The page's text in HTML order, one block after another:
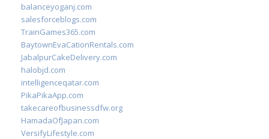
balanceyoganj.com
salesforceblogs.com
TrainGames365.com
BaytownEvaCationRentals.com
JabalpurCakeDelivery.com
halobjd.com
intelligenceqatar.com
PikaPikaApp.com
takecareofbusinessdfw.org
HamadaOfJapan.com
VersifyLifestyle.com